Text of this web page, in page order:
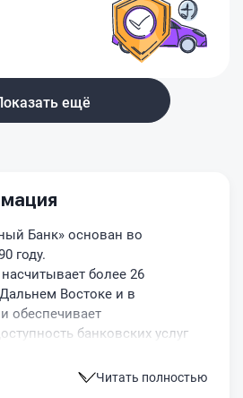
ещё
Банк» основан во
году.
более 26
Востоке и в
обеспечивает
банковских услуг
дальневосточных
Читать полностью